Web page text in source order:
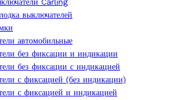
Carling
выключателей
автомобильные
без фиксации и индикации
без фиксации с индикацией
с фиксацией (без индикации)
с фиксацией и индикацией